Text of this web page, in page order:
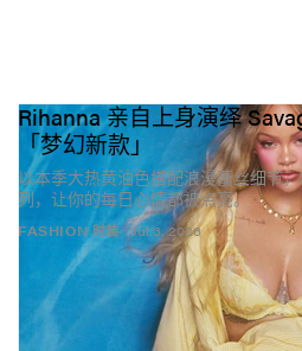
FASHION 时装
Rihanna 亲自上身演绎
「梦幻新款」
以本季大热黄油色搭配浪漫蕾丝细节
列，让你的每日心情都被点亮。
Jul 3, 2026